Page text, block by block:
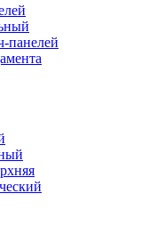
панелей